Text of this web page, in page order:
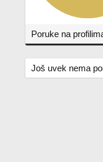
Poruke na
Još uvek nema